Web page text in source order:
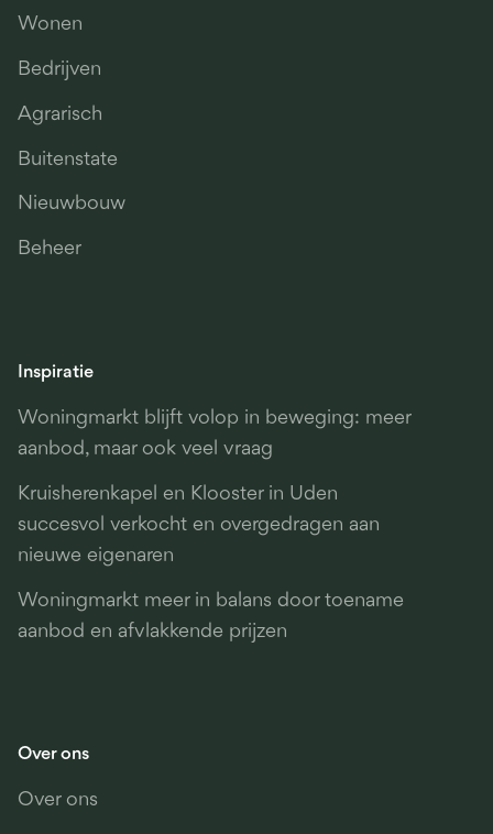
Wonen
Bedrijven
Agrarisch
Buitenstate
Nieuwbouw
Beheer
Inspiratie
Woningmarkt blijft volop in beweging: meer
aanbod, maar ook veel vraag
Kruisherenkapel en Klooster in Uden
succesvol verkocht en overgedragen aan
nieuwe eigenaren
Woningmarkt meer in balans door toename
aanbod en afvlakkende prijzen
Over ons
Over ons